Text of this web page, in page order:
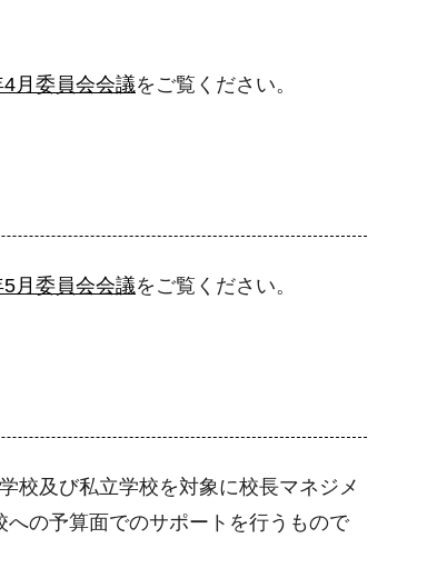
月委員会会議をご覧ください。
月委員会会議をご覧ください。
校及び私立学校を対象に校長マネジメ
の予算面でのサポートを行うもので